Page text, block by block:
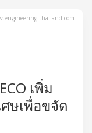
thailand.com
เพิ่ม
ษเพื่อขจัด